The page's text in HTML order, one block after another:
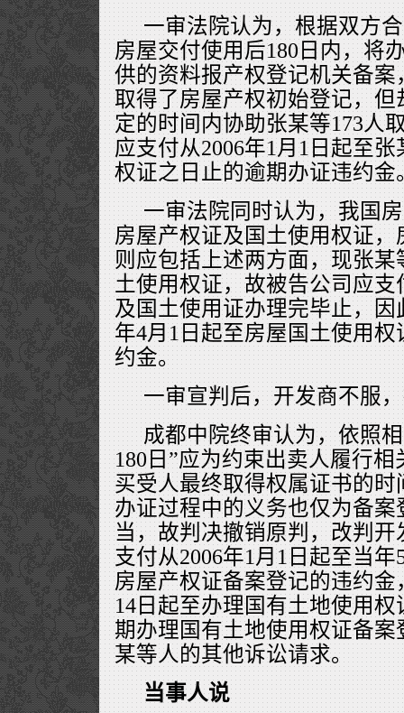
一审法院认为，根据双方
房屋交付使用后180日内，将
供的资料报产权登记机关备案
取得了房屋产权初始登记，
定的时间内协助张某等173人
应支付从2006年1月1日起至
权证之日止的逾期办证违约金
一审法院同时认为，我国
房屋产权证及国土使用权证
则应包括上述两方面，现张
土使用权证，故被告公司应
及国土使用证办理完毕止，因
年4月1日起至房屋国土使用
约金。
一审宣判后，开发商不服
成都中院终审认为，依照
180日”应为约束出卖人履行
买受人最终取得权属证书的
办证过程中的义务也仅为备
当，故判决撤销原判，改判开
支付从2006年1月1日起至当
房屋产权证备案登记的违约金
14日起至办理国有土地使用
期办理国有土地使用权证备
某等人的其他诉讼请求。
当事人说